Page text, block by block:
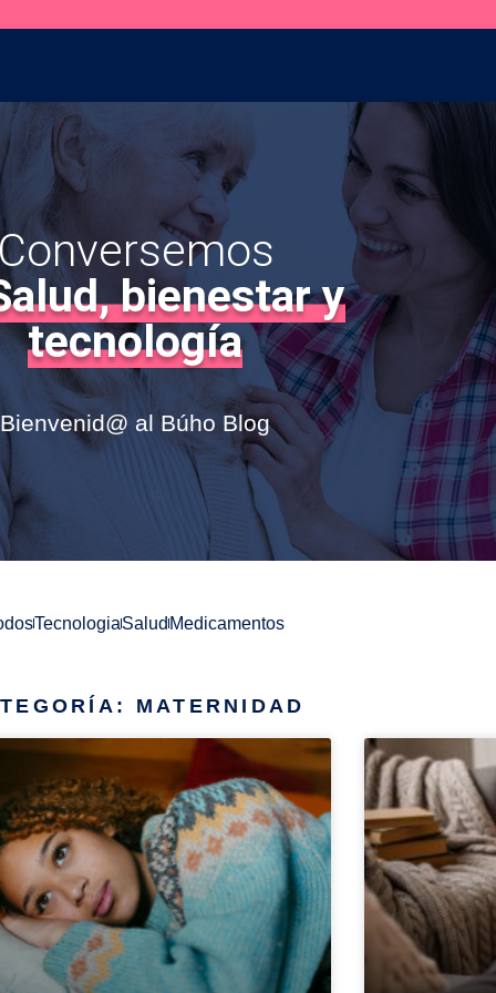
bienestar y
tecnología
Bienvenid@ al Búho Blog
TecnologiaSalud Medicamentos
MATERNIDAD